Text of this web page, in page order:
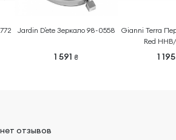
Jardin D`ete Зеркало 98-0558
1 591 ₴
Gianni Terra
Red
1
отзывов